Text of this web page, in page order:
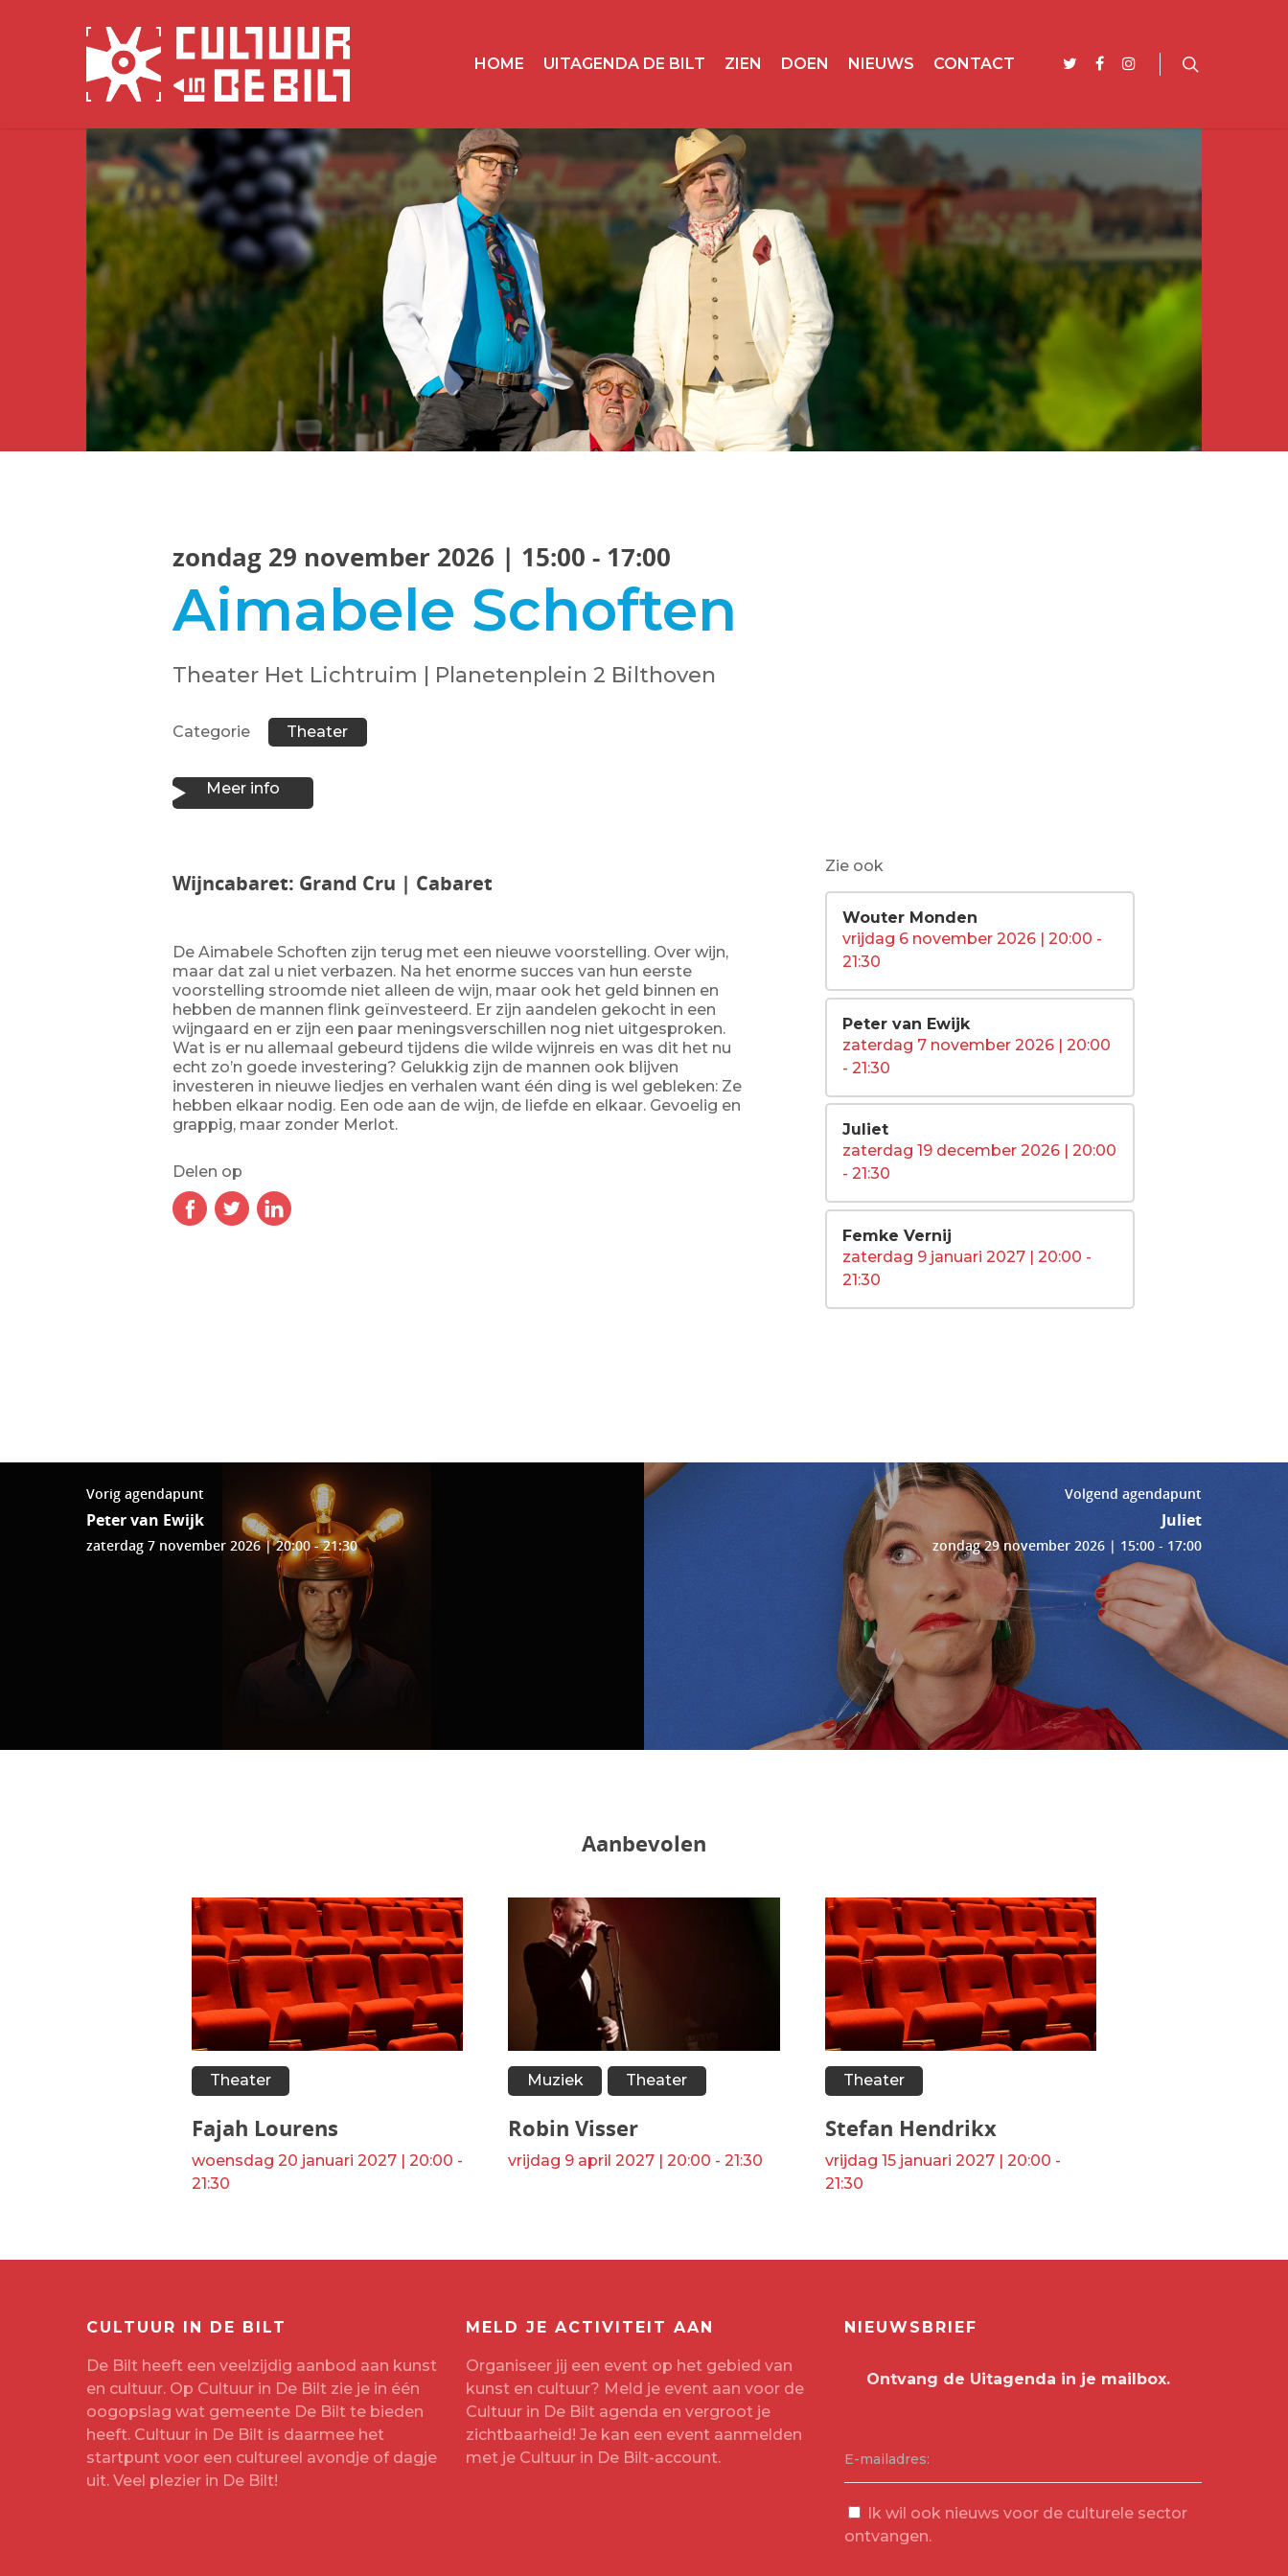
HOME UITAGENDA DE BILT ZIEN DOEN NIEUWS CONTACT
zondag 29 november 2026 | 15:00 - 17:00
Aimabele Schoften
Theater Het Lichtruim | Planetenplein 2 Bilthoven
Categorie Theater
Meer info
Wijncabaret: Grand Cru | Cabaret
De Aimabele Schoften zijn terug met een nieuwe voorstelling. Over wijn,
maar dat zal u niet verbazen. Na het enorme succes van hun eerste
voorstelling stroomde niet alleen de wijn, maar ook het geld binnen en
hebben de mannen flink geïnvesteerd. Er zijn aandelen gekocht in een
wijngaard en er zijn een paar meningsverschillen nog niet uitgesproken.
Wat is er nu allemaal gebeurd tijdens die wilde wijnreis en was dit het nu
echt zo’n goede investering? Gelukkig zijn de mannen ook blijven
investeren in nieuwe liedjes en verhalen want één ding is wel gebleken: Ze
hebben elkaar nodig. Een ode aan de wijn, de liefde en elkaar. Gevoelig en
grappig, maar zonder Merlot.
Delen op
Zie ook
Wouter Monden
vrijdag 6 november 2026 | 20:00 -
21:30
Peter van Ewijk
zaterdag 7 november 2026 | 20:00
- 21:30
Juliet
zaterdag 19 december 2026 | 20:00
- 21:30
Femke Vernij
zaterdag 9 januari 2027 | 20:00 -
21:30
Vorig agendapunt
Peter van Ewijk
zaterdag 7 november 2026 | 20:00 - 21:30
Volgend agendapunt
Juliet
zondag 29 november 2026 | 15:00 - 17:00
Aanbevolen
Theater
Fajah Lourens
woensdag 20 januari 2027 | 20:00 -
21:30
Muziek Theater
Robin Visser
vrijdag 9 april 2027 | 20:00 - 21:30
Theater
Stefan Hendrikx
vrijdag 15 januari 2027 | 20:00 -
21:30
CULTUUR IN DE BILT
De Bilt heeft een veelzijdig aanbod aan kunst
en cultuur. Op Cultuur in De Bilt zie je in één
oogopslag wat gemeente De Bilt te bieden
heeft. Cultuur in De Bilt is daarmee het
startpunt voor een cultureel avondje of dagje
uit. Veel plezier in De Bilt!
MELD JE ACTIVITEIT AAN
Organiseer jij een event op het gebied van
kunst en cultuur? Meld je event aan voor de
Cultuur in De Bilt agenda en vergroot je
zichtbaarheid! Je kan een event aanmelden
met je Cultuur in De Bilt-account.
NIEUWSBRIEF
E-mailadres:
Ik wil ook nieuws voor de culturele sector
ontvangen.